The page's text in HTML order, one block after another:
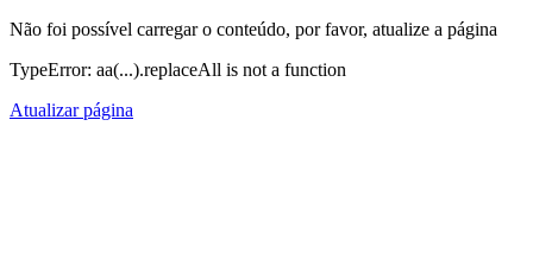
Não foi possível carregar o conteúdo, por favor, atualize a página
TypeError: aa(...).replaceAll is not a function
Atualizar página